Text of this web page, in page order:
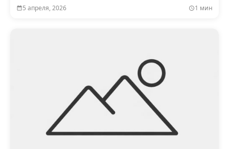
5 апреля, 2026 1 мин